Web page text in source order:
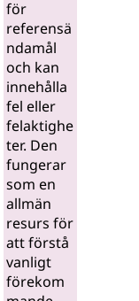
för
referensä
ndamål
och kan
innehålla
fel eller
felaktighe
ter. Den
fungerar
som en
allmän
resurs för
att förstå
vanligt
förekom